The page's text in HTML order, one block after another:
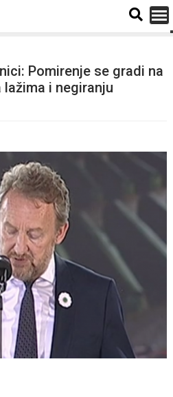
Pomirenje se gradi na
lažima i negiranju